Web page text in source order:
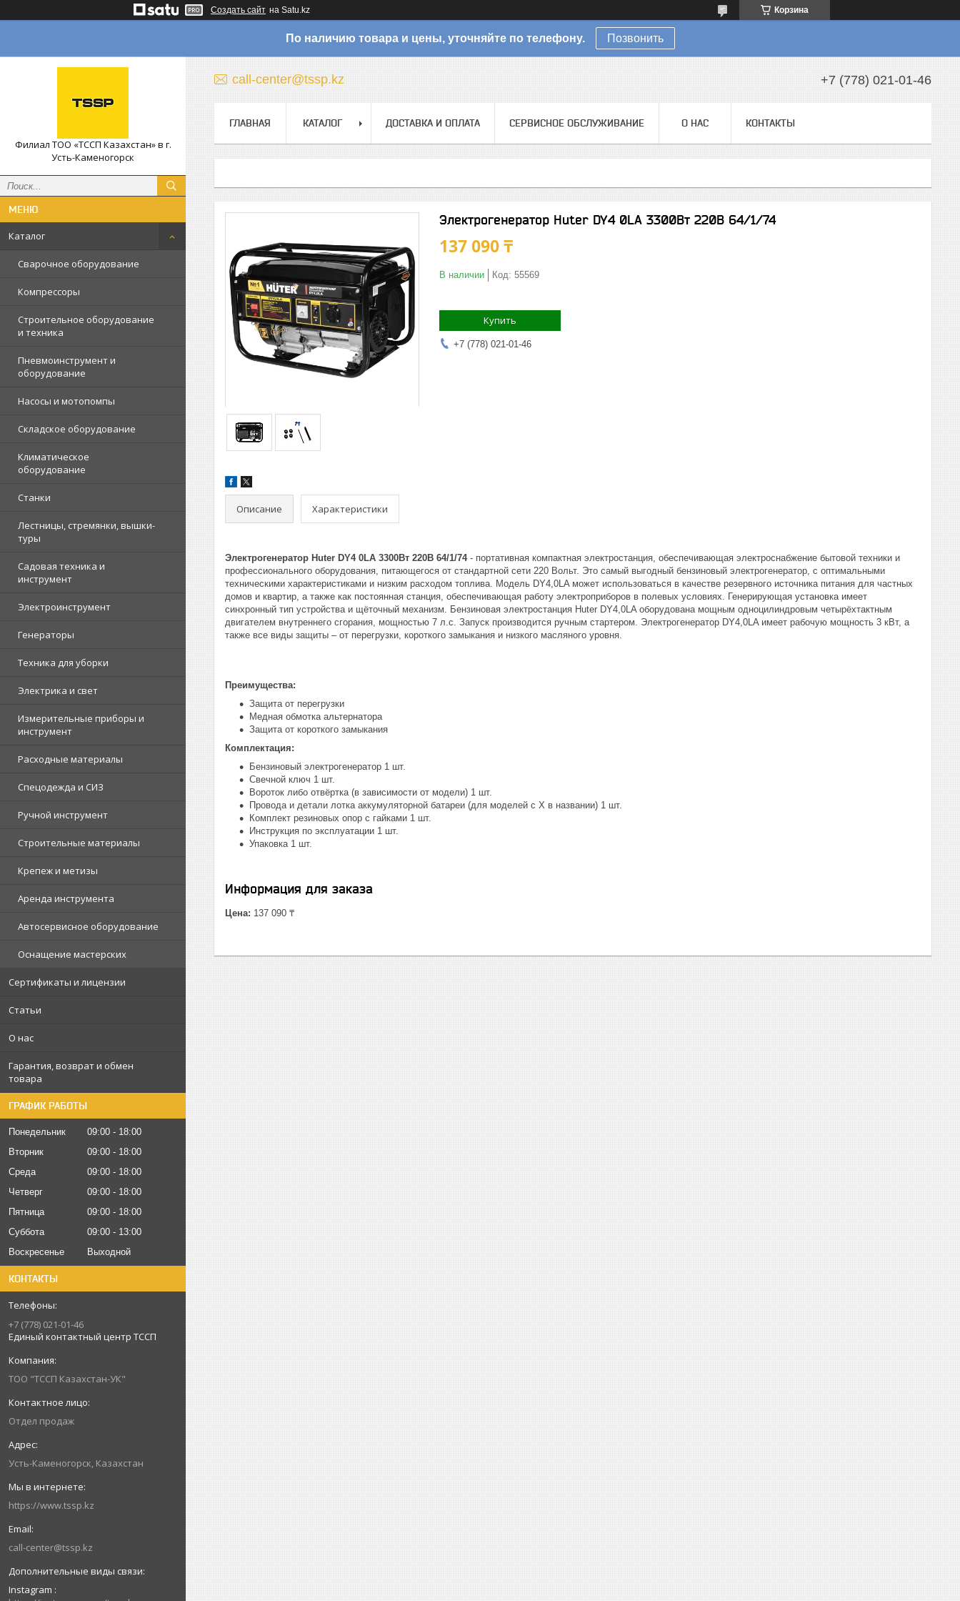
Создать сайт на Satu.kz Корзина
По наличию товара и цены, уточняйте по телефону. Позвонить
Филиал ТОО «ТССП Казахстан» в г.
Усть-Каменогорск
Каталог
Сварочное оборудование
Компрессоры
Строительное оборудование
и техника
Пневмоинструмент и
оборудование
Насосы и мотопомпы
Складское оборудование
Климатическое
оборудование
Станки
Лестницы, стремянки, вышки-
туры
Садовая техника и
инструмент
Электроинструмент
Генераторы
Техника для уборки
Электрика и свет
Измерительные приборы и
инструмент
Расходные материалы
Спецодежда и СИЗ
Ручной инструмент
Строительные материалы
Крепеж и метизы
Аренда инструмента
Автосервисное оборудование
Оснащение мастерских
Сертификаты и лицензии
Статьи
О нас
Гарантия, возврат и обмен
товара
ГРАФИК РАБОТЫ
Понедельник 09:00
18:00
Вторник
09:00
18:00
Среда
09:00
18:00
Четверг
09:00
18:00
Пятница
09:00
18:00
Суббота
09:00
13:00
Воскресенье
Выходной
КОНТАКТЫ
+7 (778) 021-01-46
Единый контактный центр ТССП
ТОО "ТССП Казахстан-УК"
Отдел продаж
Усть-Каменогорск, Казахстан
https://www.tssp.kz
call-center@tssp.kz
Instagram
call-center@tssp.kz +7 (778) 021-01-46
ГЛАВНАЯ КАТАЛОГ ДОСТАВКА И ОПЛАТА СЕРВИСНОЕ ОБСЛУЖИВАНИЕ О НАС КОНТАКТЫ
Электрогенератор Huter DY4 0LA 3300Вт 220В 64/1/74
137 090 ₸
В наличии Код: 55569
Купить
+7 (778) 021-01-46
Описание Характеристики
Электрогенератор Huter DY4 0LA 3300Вт 220В 64/1/74- портативная компактная электростанция, обеспечивающая электроснабжение бытовой техники и
профессионального оборудования, питающегося от стандартной сети 220 Вольт. Это самый выгодный бензиновый электрогенератор, с оптимальными
техническими характеристиками и низким расходом топлива. Модель DY4,0LA может использоваться в качестве резервного источника питания для частных
домов и квартир, а также как постоянная станция, обеспечивающая работу электроприборов в полевых условиях. Генерирующая установка имеет
синхронный тип устройства и щёточный механизм. Бензиновая электростанция Huter DY4,0LA оборудована мощным одноцилиндровым четырёхтактным
двигателем внутреннего сгорания, мощностью 7 л.с. Запуск производится ручным стартером. Электрогенератор DY4,0LA имеет рабочую мощность 3 кВт, а
также все виды защиты – от перегрузки, короткого замыкания и низкого масляного уровня.
Преимущества:
Защита от перегрузки
Медная обмотка альтернатора
Защита от короткого замыкания
Комплектация:
Бензиновый электрогенератор 1 шт.
Свечной ключ 1 шт.
Вороток либо отвёртка (в зависимости от модели) 1 шт.
Провода и детали лотка аккумуляторной батареи (для моделей с X в названии) 1 шт.
Комплект резиновых опор с гайками 1 шт.
Инструкция по эксплуатации 1 шт.
Упаковка 1 шт.
Информация для заказа
Цена: 137 090 ₸